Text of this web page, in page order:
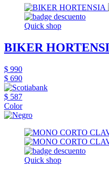
Quick shop
BIKER
$ 990
$ 690
$ 587
Color
Quick shop